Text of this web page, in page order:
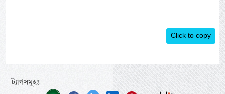
Click to copy
ট্যাগসমূহঃ